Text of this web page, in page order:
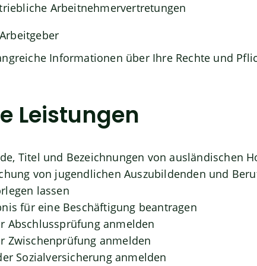
Arbeitnehmervertretungen
Informationen über Ihre Rechte und
Leistungen
Titel und Bezeichnungen von ausländischen
von jugendlichen Auszubildenden und
lassen
für eine Beschäftigung beantragen
Abschlussprüfung anmelden
Zwischenprüfung anmelden
Sozialversicherung anmelden